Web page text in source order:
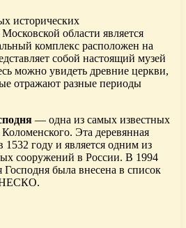
исторических
области является
комплекс расположен на
собой настоящий музей
можно увидеть древние церкви,
отражают разные периоды
— одна из самых известных
Эта деревянная
1532 году и является одним из
сооружений в России. В 1994
Господня была внесена в список